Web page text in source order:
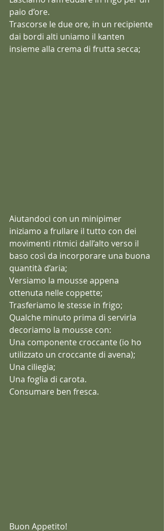
paio d’ore.
Trascorse le due ore, in un recipiente
dai bordi alti uniamo il kanten
insieme alla crema di frutta secca;
Aiutandoci con un minipimer
iniziamo a frullare il tutto con dei
movimenti ritmici dall’alto verso il
baso così da incorporare una buona
quantità d’aria;
Versiamo la mousse appena
ottenuta nelle coppette;
Trasferiamo le stesse in frigo;
Qualche minuto prima di servirla
decoriamo la mousse con:
Una componente croccante (io ho
utilizzato un croccante di avena);
Una ciliegia;
Una foglia di carota.
Consumare ben fresca.
Buon Appetito!